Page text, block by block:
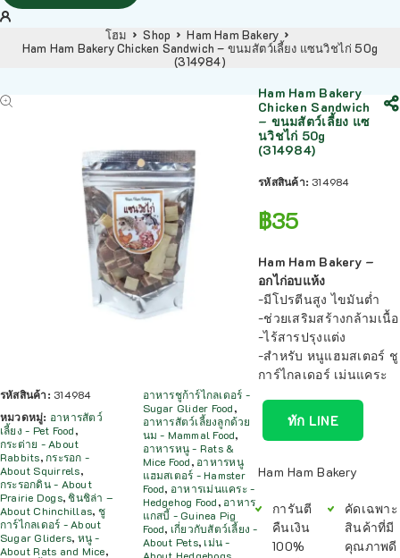
โฮม Shop
Ham Ham Bakery
Ham Ham Bakery Chicken Sandwich – ขนมสัตว์เลี้ยง แซนวิชไก่ 50g
(314984)
รหัสสินค้า: 314984
หมวดหมู่: อาหารสัตว์
เลี้ยง - Pet Food,
กระต่าย - About
Rabbits, กระรอก -
About Squirrels,
กระรอกดิน - About
Prairie Dogs,ชินชิล่า –
About Chinchillas, ชู
การ์ไกลเดอร์ - About
Sugar Gliders, หนู -
About Rats and Mice,
อาหารชูก้าร์ไกลเดอร์ -
Sugar Glider Food,
อาหารสัตว์เลี้ยงลูกด้วย
นม - Mammal Food,
อาหารหนู - Rats &
Mice Food, อาหารหนู
แฮมสเตอร์ - Hamster
Food, อาหารเม่นแคระ -
Hedgehog Food, อาหาร
แกสบี้ - Guinea Pig
Food, เกี่ยวกับสัตว์เลี้ยง -
About Pets, เม่น -
Ham Ham Bakery
Chicken Sandwich
– ขนมสัตว์เลี้ยง แซ
นวิชไก่ 50g
(314984)
รหัสสินค้า: 314984
฿35
Ham Ham Bakery –
อกไก่อบแห้ง
-มีโปรตีนสูง ไขมันต่ำ
-ช่วยเสริมสร้างกล้ามเนื้อ
-ไร้สารปรุงแต่ง
-สำหรับ หนูแฮมสเตอร์ ชู
การ์ไกลเดอร์ เม่นแคระ
ทัก LINE
Ham Ham Bakery
การันตี
คืนเงิน
100%
คัดเฉพาะ
สินค้าที่มี
คุณภาพดี